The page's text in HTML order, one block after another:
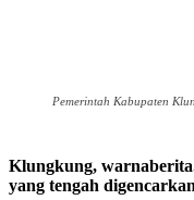
Pemerintah Kabupaten
Klungkung,
yang tengah